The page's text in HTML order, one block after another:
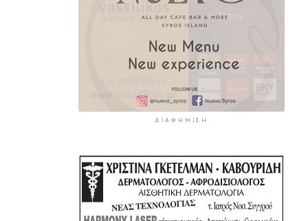
ΔΙΑΦΉΜΙΣΗ